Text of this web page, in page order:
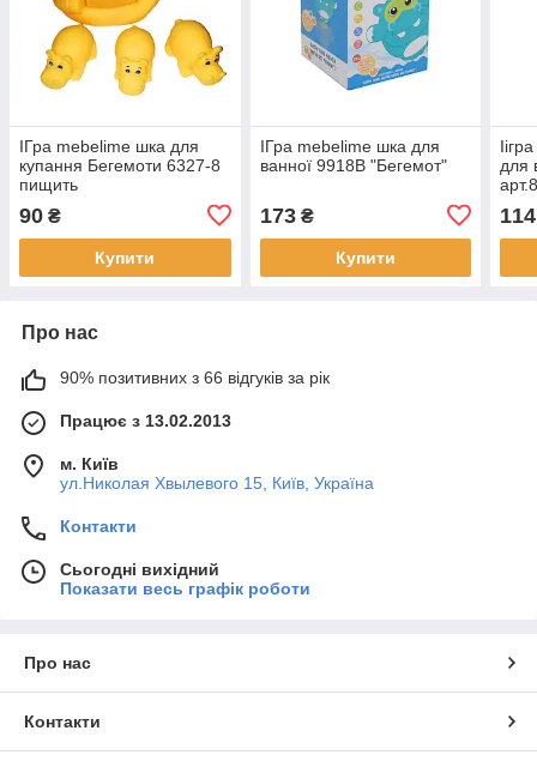
ІГра mebelime шка для
купання Бегемоти 6327-8
пищить
90 ₴
Купити
ІГра mebelime шка для
ванної 9918B "Бегемот"
173₴
Купити
для
114
Про нас
90% позитивних з 66 відгуків за рік
Працює з 13.02.2013
м. Київ
ул.Николая Хвылевого 15, Київ, Україна
Контакти
Сьогодні вихідний
Показати весь графік роботи
Про нас
Контакти